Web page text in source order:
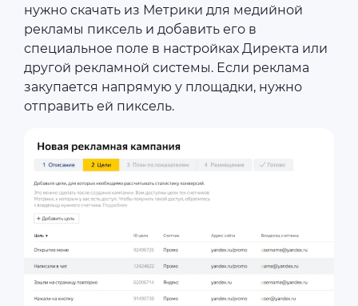
нужно скачать из Метрики для медийной
рекламы пиксель и добавить его в
специальное поле в настройках Директа или
другой рекламной системы. Если реклама
закупается напрямую у площадки, нужно
отправить ей пиксель.